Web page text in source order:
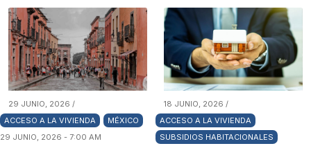
29 JUNIO, 2026 /
ACCESO A LA VIVIENDA
MÉXICO
29 JUNIO, 2026 - 7:00 AM
18 JUNIO, 2026 /
ACCESO A LA VIVIENDA
SUBSIDIOS HABITACIONALES